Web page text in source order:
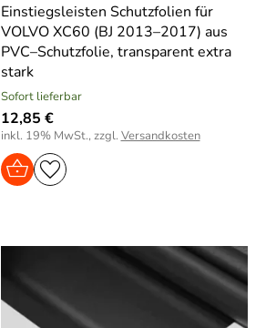
Einstiegsleisten Schutzfolien für
VOLVO XC60 (BJ 2013–2017) aus
PVC–Schutzfolie, transparent extra
stark
Sofort lieferbar
12,85 €
inkl. 19% MwSt., zzgl. Versandkosten